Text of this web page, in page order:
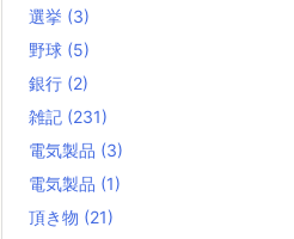
選挙 (3)
野球 (5)
銀行 (2)
雑記 (231)
電気製品 (3)
電気製品 (1)
頂き物 (21)